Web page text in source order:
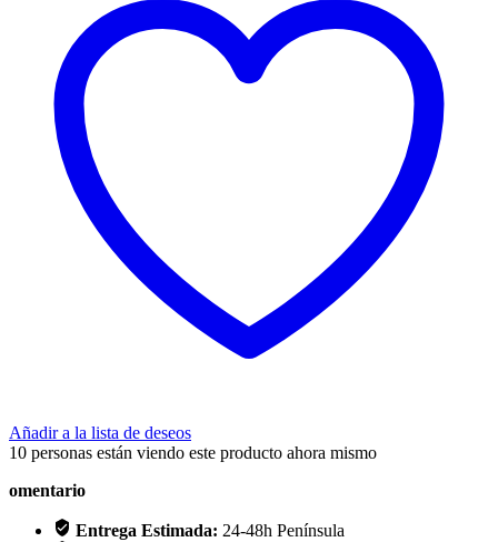
Añadir a la lista de deseos
10 personas están viendo este producto ahora mismo
omentario
Entrega Estimada: 24-48h Península